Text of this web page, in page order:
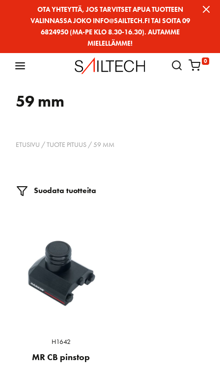
OTA YHTEYTTÄ, JOS TARVITSET APUA TUOTTEEN
VALINNASSA JOKO INFO@SAILTECH.FI TAI SOITA 09
6824950 (MA-PE KLO 8.30-16.30). AUTAMME
MIELELLÄMME!
0
59 mm
ETUSIVU / TUOTE PITUUS / 59 MM
Suodata tuotteita
H1642
MR CB pinstop